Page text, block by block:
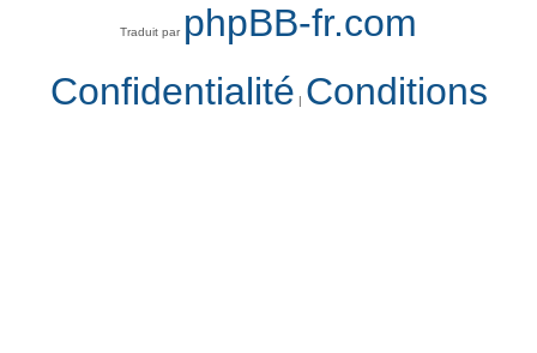
Traduit par phpBB-fr.com
Confidentialité | Conditions